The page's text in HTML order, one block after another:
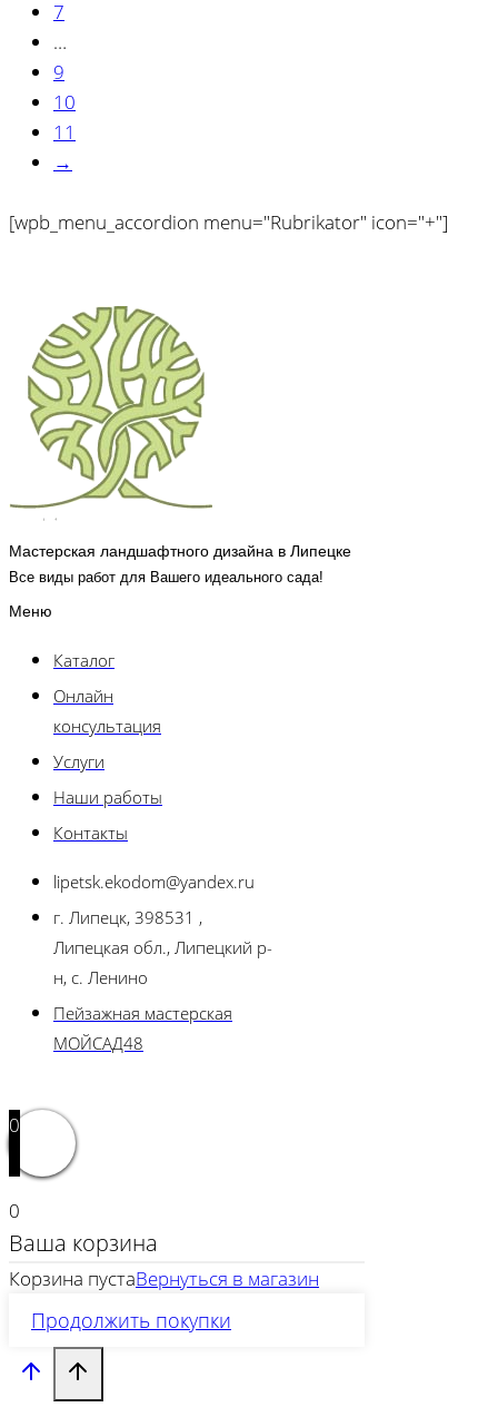
7
…
9
10
11
→
[wpb_menu_accordion menu="Rubrikator" icon="+"]
Мастерская ландшафтного дизайна в Липецке
Все виды работ для Вашего идеального сада!
Меню
Каталог
Онлайн
консультация
Услуги
Наши работы
Контакты
lipetsk.ekodom@yandex.ru
г. Липецк, 398531 ,
Липецкая обл., Липецкий р-
н, с. Ленино
Пейзажная мастерская
МОЙСАД48
0
0
Ваша корзина
Корзина пустаВернуться в магазин
Продолжить покупки